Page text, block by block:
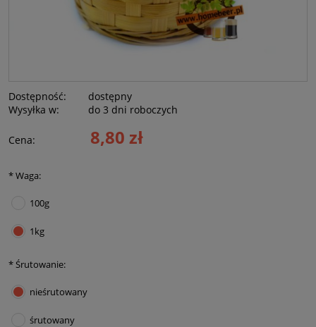
Dostępność:
dostępny
Wysyłka w:
do 3 dni roboczych
Cena: 8,80 zł
*Waga:
100g
1kg
*Śrutowanie:
nieśrutowany
śrutowany